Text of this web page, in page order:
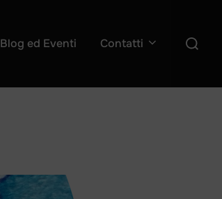
Blog ed Eventi Contatti
Cerca